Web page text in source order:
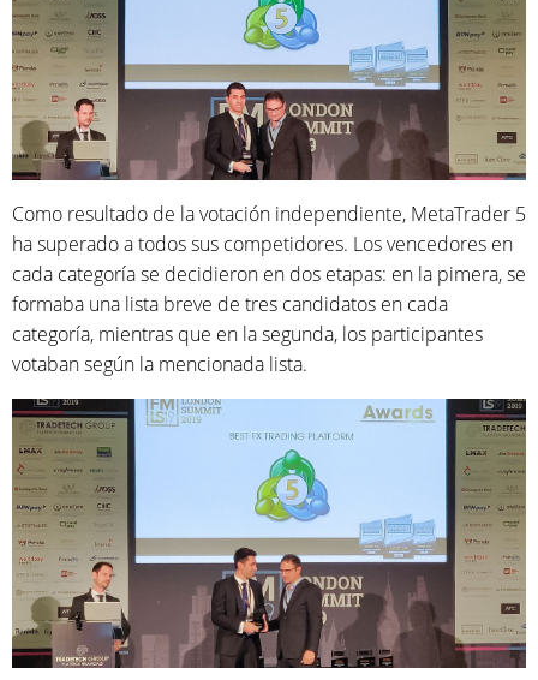
Como resultado de la votación independiente, MetaTrader 5
ha superado a todos sus competidores. Los vencedores en
cada categoría se decidieron en dos etapas: en la pimera, se
formaba una lista breve de tres candidatos en cada
categoría, mientras que en la segunda, los participantes
votaban según la mencionada lista.